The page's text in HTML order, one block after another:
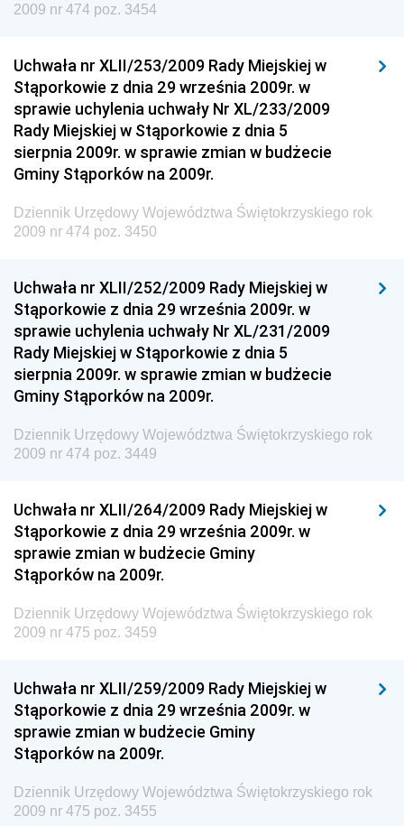
Dziennik Urzędowy Ministra Przedsiębiorczości i
Technologii
Dziennik Urzędowy Ministra Inwestycji i Rozwoju
Dziennik Urzędowy Naczelnego Dyrektora Archiwów
Państwowych
Dziennik Urzędowy Ministra Finansów, Inwestycji i
Rozwoju
Dziennik Urzędowy Ministra Sportu
Dziennik Urzędowy Ministra Funduszy i Polityki
Regionalnej
Dziennik Urzędowy Ministra Aktywów Państwowych
Dziennik Urzędowy Ministra Zdrowia
Dziennik Urzędowy Ministra Środowiska i Głównego
Inspektora Ochrony Środowiska
Dziennik Urzędowy Ministerstwa Kultury, Dziedzictwa
Narodowego i Sportu
Dziennik Urzędowy Ministra Finansów, Funduszy i
Dziennik Urzędowy Ministra Rozwoju, Pracy i
Dziennik Urzędowy Ministra Kultury, Dziedzictwa
Narodowego i Sportu
Dziennik Urzędowy Ministra Rodziny i Polityki
Społecznej
Dziennik Urzędowy Komendy Głównej Straży
Granicznej
2009 nr 474 poz. 3454
Uchwała nr XLII/253/2009 Rady Miejskiej w
Stąporkowie z dnia 29 września 2009r. w
sprawie uchylenia uchwały Nr XL/233/2009
Rady Miejskiej w Stąporkowie z dnia 5
sierpnia 2009r. w sprawie zmian w budżecie
Gminy Stąporków na 2009r.
Dziennik Urzędowy Województwa Świętokrzyskiego rok
2009 nr 474 poz. 3450
Uchwała nr XLII/252/2009 Rady Miejskiej w
Stąporkowie z dnia 29 września 2009r. w
sprawie uchylenia uchwały Nr XL/231/2009
Rady Miejskiej w Stąporkowie z dnia 5
sierpnia 2009r. w sprawie zmian w budżecie
Gminy Stąporków na 2009r.
Dziennik Urzędowy Województwa Świętokrzyskiego rok
2009 nr 474 poz. 3449
Uchwała nr XLII/264/2009 Rady Miejskiej w
Stąporkowie z dnia 29 września 2009r. w
sprawie zmian w budżecie Gminy
Stąporków na 2009r.
Dziennik Urzędowy Województwa Świętokrzyskiego rok
2009 nr 475 poz. 3459
Uchwała nr XLII/259/2009 Rady Miejskiej w
Stąporkowie z dnia 29 września 2009r. w
sprawie zmian w budżecie Gminy
Stąporków na 2009r.
Dziennik Urzędowy Województwa Świętokrzyskiego rok
2009 nr 475 poz. 3455